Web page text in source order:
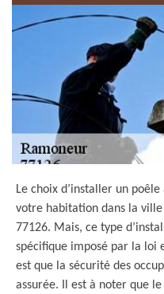
Le choix d’installer un
votre habitation dans la ville
77126. Mais, ce type
spécifique imposé par la loi
est que la sécurité des
assurée. Il est à noter que